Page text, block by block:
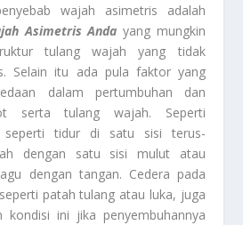
wajah asimetris adalah
Asimetris Anda yang mungkin
tulang wajah yang tidak
Selain itu ada pula faktor yang
dalam pertumbuhan dan
serta tulang wajah. Seperti
seperti tidur di satu sisi terus-
dengan satu sisi mulut atau
dengan tangan. Cedera pada
patah tulang atau luka, juga
kondisi ini jika penyembuhannya